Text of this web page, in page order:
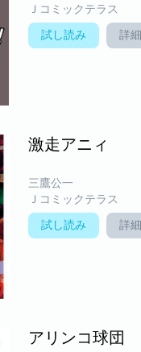
Ｊコミックテラス
試し読み 詳細
激走アニィ
三鷹公一
Ｊコミックテラス
試し読み 詳細
アリンコ球団